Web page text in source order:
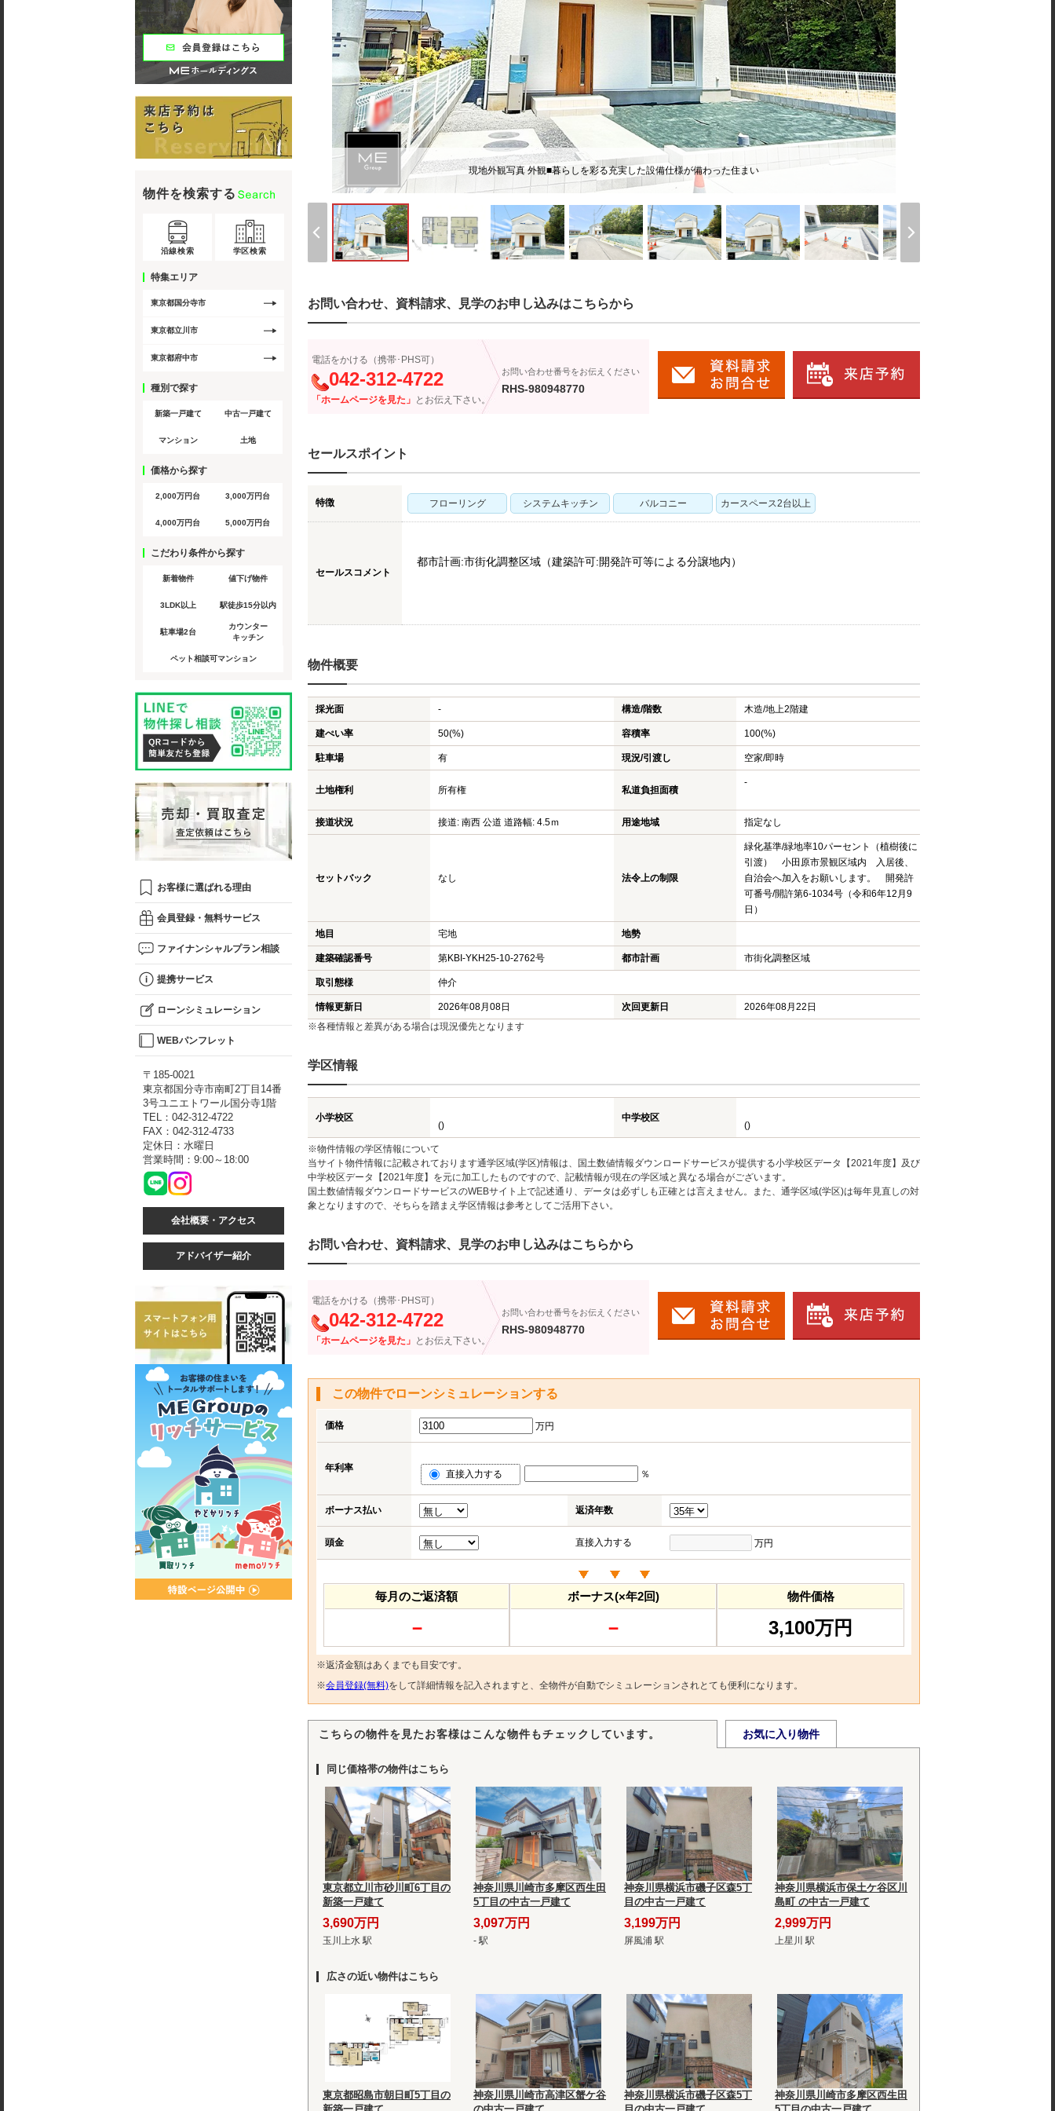
現地外観写真 外観■暮らしを彩る充実した設備仕様が備わった住まい
お問い合わせ、資料請求、見学のお申し込みはこちらから
電話をかける（携帯･PHS可）
042-312-4722
「ホームページを見た」 とお伝え下さい。
お問い合わせ番号をお伝えください
RHS-980948770
セールスポイント
特徴 フローリング システムキッチン バルコニー カースペース2台以上
セールスコメント
都市計画:市街化調整区域（建築許可:開発許可等による分譲地内）
物件概要
採光面 - 構造/階数 木造/地上2階建
建ぺい率 50(%) 容積率 100(%)
駐車場 有 現況/引渡し 空家/即時
土地権利 所有権 私道負担面積
-
接道状況 接道: 南西 公道 道路幅: 4.5ｍ 用途地域 指定なし
セットバック なし 法令上の制限
緑化基準/緑地率10パーセント（植樹後に
引渡） 小田原市景観区域内 入居後、
自治会へ加入をお願いします。 開発許
可番号/開許第6-1034号（令和6年12月9
日）
地目 宅地 地勢
建築確認番号 第KBI-YKH25-10-2762号 都市計画 市街化調整区域
取引態様 仲介
情報更新日 2026年08月08日 次回更新日
2026年08月22日
※各種情報と差異がある場合は現況優先となります
学区情報
小学校区
()
中学校区
()
※物件情報の学区情報について
当サイト物件情報に記載されております通学区域(学区)情報は、国土数値情報ダウンロードサービスが提供する小学校区データ【2021年度】及び
中学校区データ【2021年度】を元に加工したものですので、記載情報が現在の学区域と異なる場合がございます。
国土数値情報ダウンロードサービスのWEBサイト上で記述通り、データは必ずしも正確とは言えません。また、通学区域(学区)は毎年見直しの対
象となりますので、そちらを踏まえ学区情報は参考としてご活用下さい。
お問い合わせ、資料請求、見学のお申し込みはこちらから
電話をかける（携帯･PHS可）
042-312-4722
「ホームページを見た」 とお伝え下さい。
お問い合わせ番号をお伝えください
RHS-980948770
この物件でローンシミュレーションする
価格 万円
年利率
直接入力する ％
ボーナス払い 返済年数
頭金 直接入力する 万円
毎月のご返済額
－
ボーナス(×年2回)
－
物件価格
3,100万円
※返済金額はあくまでも目安です。
※会員登録(無料)をして詳細情報を記入されますと、全物件が自動でシミュレーションされとても便利になります。
こちらの物件を見たお客様はこんな物件もチェックしています。 お気に入り物件
同じ価格帯の物件はこちら
東京都立川市砂川町6丁目の
新築一戸建て
3,690万円
玉川上水 駅
神奈川県川崎市多摩区西生田
5丁目の中古一戸建て
3,097万円
- 駅
神奈川県横浜市磯子区森5丁
目の中古一戸建て
3,199万円
屏風浦 駅
神奈川県横浜市保土ケ谷区川
島町 の中古一戸建て
2,999万円
上星川 駅
広さの近い物件はこちら
東京都昭島市朝日町5丁目の
神奈川県川崎市高津区蟹ケ谷
神奈川県横浜市磯子区森5丁
神奈川県川崎市多摩区西生田
物件を検索する
沿線検索 学区検索
特集エリア
東京都国分寺市
東京都立川市
東京都府中市
種別で探す
新築一戸建て 中古一戸建て
マンション 土地
価格から探す
2,000万円台 3,000万円台
4,000万円台 5,000万円台
こだわり条件から探す
新着物件 値下げ物件
3LDK以上 駅徒歩15分以内
駐車場2台
カウンター
キッチン
ペット相談可マンション
お客様に選ばれる理由
会員登録・無料サービス
ファイナンシャルプラン相談
提携サービス
ローンシミュレーション
WEBパンフレット
〒185-0021
東京都国分寺市南町2丁目14番
3号ユニエトワール国分寺1階
TEL：042-312-4722
FAX：042-312-4733
定休日：水曜日
営業時間：9:00～18:00
会社概要・アクセス
アドバイザー紹介